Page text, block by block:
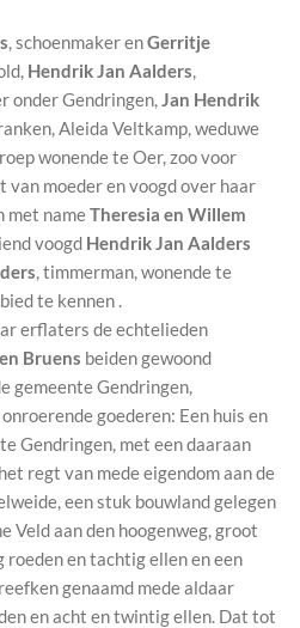
, schoenmaker enGerritje
Hendrik Jan Aalders
onder Gendringen, Jan Hendrik
Aleida Veltkamp, weduwe
wonende te Oer, zoo voor
moeder en voogd over haar
met nameTheresia en Willem
voogd Hendrik Jan Aalders
, timmerman, wonende te
te kennen .
erflaters de echtelieden
Bruens beiden gewoond
gemeente Gendringen,
goederen: Een huis en
Gendringen, met een daaraan
regt van mede eigendom aan de
een stuk bouwland gelegen
Veld aan den hoogenweg, groot
roeden en tachtig ellen en een
genaamd mede aldaar
en acht en twintig ellen. Dat tot